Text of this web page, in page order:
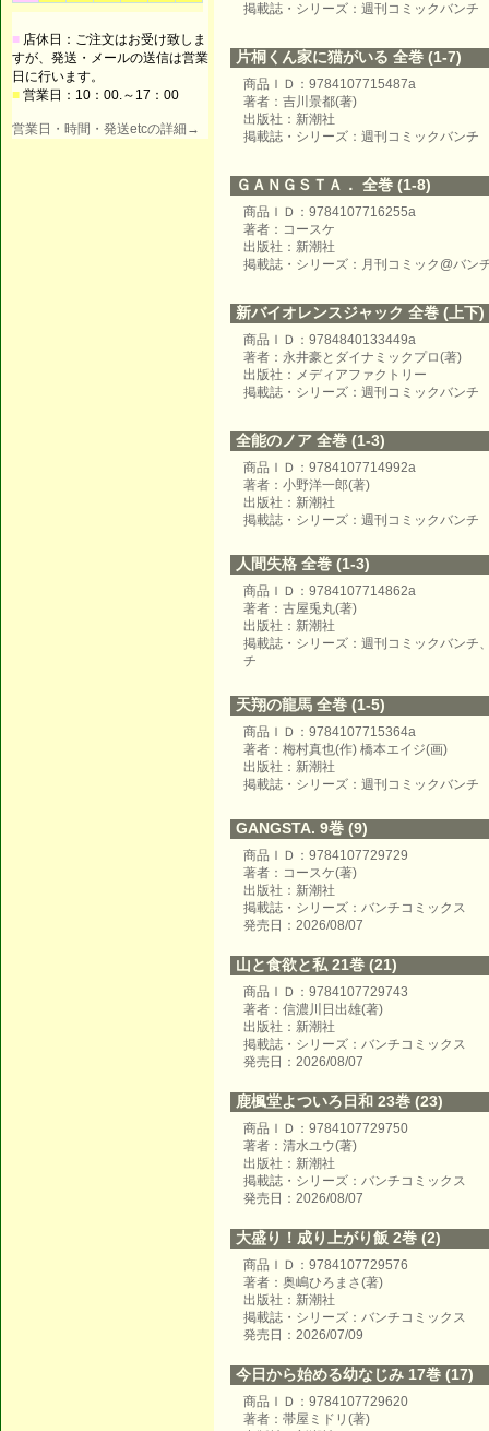
■ 店休日：ご注文はお受け致しま
すが、発送・メールの送信は営業
日に行います。
■ 営業日：10：00.～17：00
営業日・時間・発送etcの詳細→
掲載誌・シリーズ：週刊コミックバンチ
片桐くん家に猫がいる 全巻 (1-7)
商品ＩＤ：9784107715487a
著者：吉川景都(著)
出版社：新潮社
掲載誌・シリーズ：週刊コミックバンチ
ＧＡＮＧＳＴＡ． 全巻 (1-8)
商品ＩＤ：9784107716255a
著者：コースケ
出版社：新潮社
掲載誌・シリーズ：月刊コミック@バン
新バイオレンスジャック 全巻 (上下)
商品ＩＤ：9784840133449a
著者：永井豪とダイナミックプロ(著)
出版社：メディアファクトリー
掲載誌・シリーズ：週刊コミックバンチ
全能のノア 全巻 (1-3)
商品ＩＤ：9784107714992a
著者：小野洋一郎(著)
出版社：新潮社
掲載誌・シリーズ：週刊コミックバンチ
人間失格 全巻 (1-3)
商品ＩＤ：9784107714862a
著者：古屋兎丸(著)
出版社：新潮社
掲載誌・シリーズ：週刊コミックバンチ
チ
天翔の龍馬 全巻 (1-5)
商品ＩＤ：9784107715364a
著者：梅村真也(作) 橋本エイジ(画)
出版社：新潮社
掲載誌・シリーズ：週刊コミックバンチ
GANGSTA. 9巻 (9)
商品ＩＤ：9784107729729
著者：コースケ(著)
出版社：新潮社
掲載誌・シリーズ：バンチコミックス
発売日：2026/08/07
山と食欲と私 21巻 (21)
商品ＩＤ：9784107729743
著者：信濃川日出雄(著)
出版社：新潮社
掲載誌・シリーズ：バンチコミックス
発売日：2026/08/07
鹿楓堂よついろ日和 23巻 (23)
商品ＩＤ：9784107729750
著者：清水ユウ(著)
出版社：新潮社
掲載誌・シリーズ：バンチコミックス
発売日：2026/08/07
大盛り！成り上がり飯 2巻 (2)
商品ＩＤ：9784107729576
著者：奥嶋ひろまさ(著)
出版社：新潮社
掲載誌・シリーズ：バンチコミックス
発売日：2026/07/09
今日から始める幼なじみ 17巻 (17)
商品ＩＤ：9784107729620
著者：帯屋ミドリ(著)